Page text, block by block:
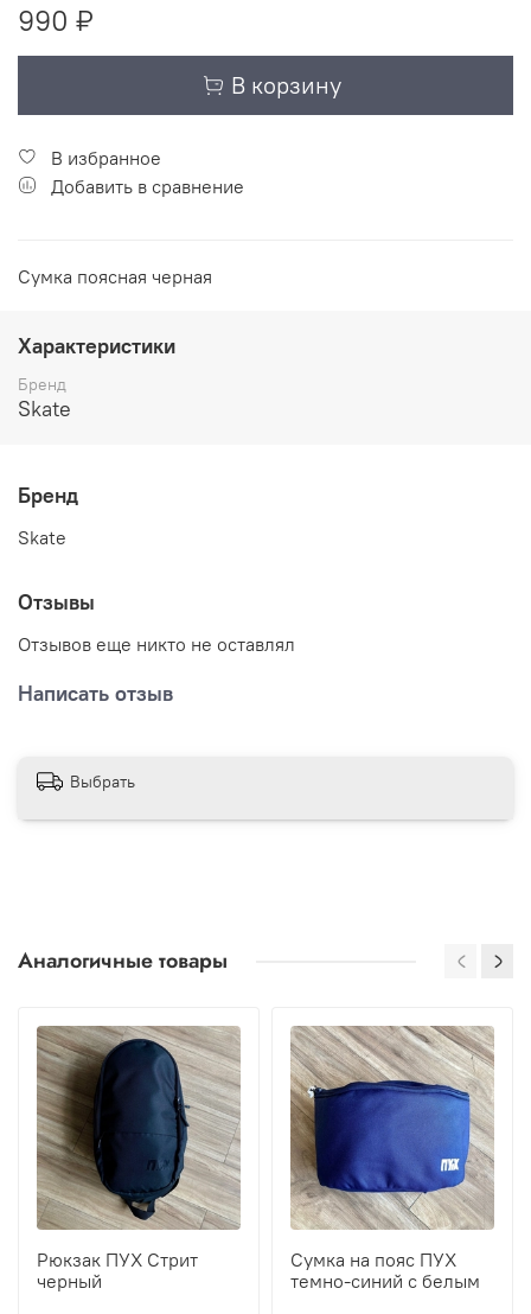
990 ₽
В корзину
В избранное
Добавить в сравнение
Сумка поясная черная
Характеристики
Бренд
Skate
Бренд
Skate
Отзывы
Отзывов еще никто не оставлял
Написать отзыв
Выбрать
Аналогичные товары
Рюкзак ПУХ Стрит
черный
Сумка на пояс ПУХ
темно-синий с белым